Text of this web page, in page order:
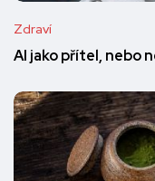
Zdraví
AI jako přítel, nebo